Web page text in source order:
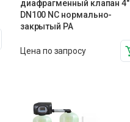
диафрагменный клапан 4″
DN100 NC нормально-
закрытый PA
Цена по запросу